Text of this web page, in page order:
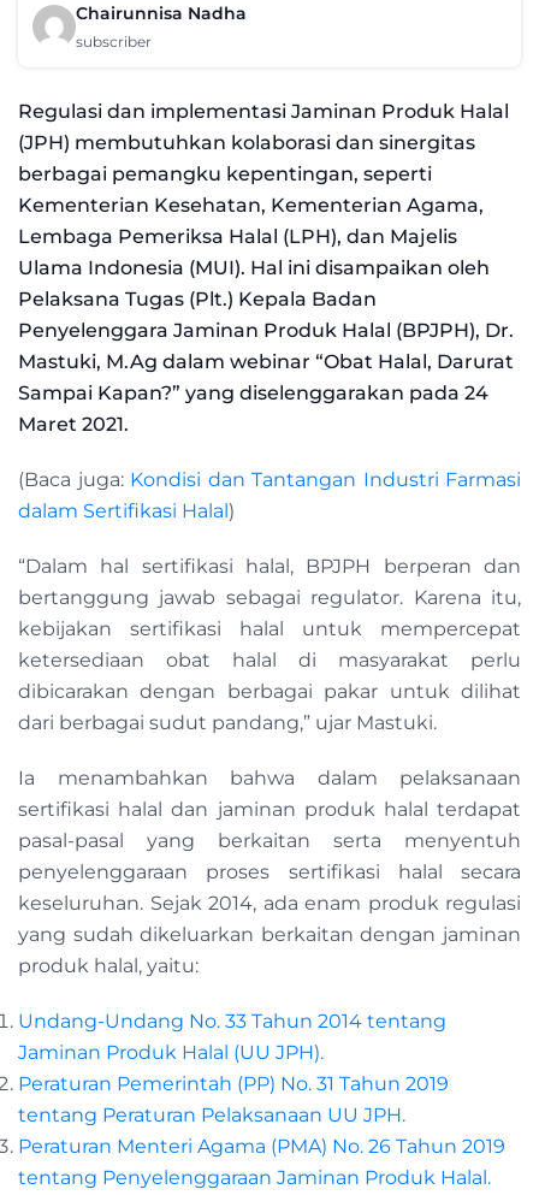
Chairunnisa Nadha
subscriber
Regulasi dan implementasi Jaminan Produk Halal
(JPH) membutuhkan kolaborasi dan sinergitas
berbagai pemangku kepentingan, seperti
Kementerian Kesehatan, Kementerian Agama,
Lembaga Pemeriksa Halal (LPH), dan Majelis
Ulama Indonesia (MUI). Hal ini disampaikan oleh
Pelaksana Tugas (Plt.) Kepala Badan
Penyelenggara Jaminan Produk Halal (BPJPH), Dr.
Mastuki, M.Ag dalam webinar “Obat Halal, Darurat
Sampai Kapan?” yang diselenggarakan pada 24
Maret 2021.
(Baca juga: Kondisi dan Tantangan Industri Farmasi
dalam Sertifikasi Halal)
“Dalam hal sertifikasi halal, BPJPH berperan dan
bertanggung jawab sebagai regulator. Karena itu,
kebijakan sertifikasi halal untuk mempercepat
ketersediaan obat halal di masyarakat perlu
dibicarakan dengan berbagai pakar untuk dilihat
dari berbagai sudut pandang,” ujar Mastuki.
Ia menambahkan bahwa dalam pelaksanaan
sertifikasi halal dan jaminan produk halal terdapat
pasal-pasal yang berkaitan serta menyentuh
penyelenggaraan proses sertifikasi halal secara
keseluruhan. Sejak 2014, ada enam produk regulasi
yang sudah dikeluarkan berkaitan dengan jaminan
produk halal, yaitu:
Undang-Undang No. 33 Tahun 2014 tentang
Jaminan Produk Halal (UU JPH).
Peraturan Pemerintah (PP) No. 31 Tahun 2019
tentang Peraturan Pelaksanaan UU JPH.
Peraturan Menteri Agama (PMA) No. 26 Tahun 2019
tentang Penyelenggaraan Jaminan Produk Halal.